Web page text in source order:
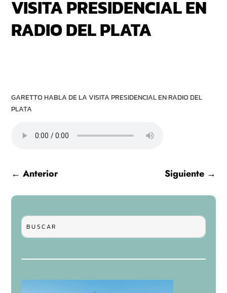
VISITA PRESIDENCIAL EN
RADIO DEL PLATA
GARETTO HABLA DE LA VISITA PRESIDENCIAL EN RADIO DEL
PLATA
←Anterior Siguiente→